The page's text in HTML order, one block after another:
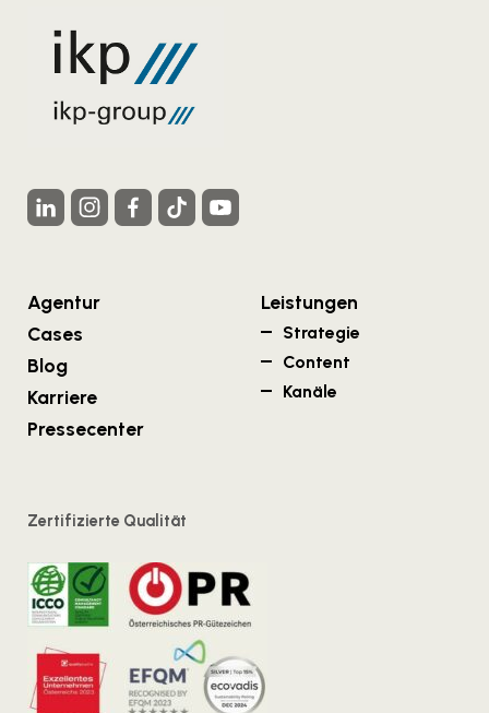
Agentur
Cases
Blog
Karriere
Pressecenter
Leistungen
Strategie
Content
Kanäle
Zertifizierte Qualität